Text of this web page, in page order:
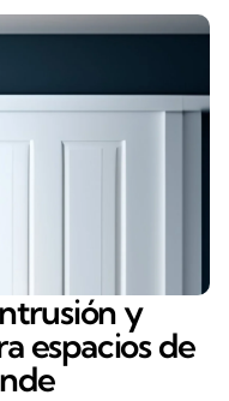
y
espacios de